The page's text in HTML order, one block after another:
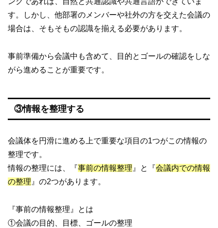
す。しかし、他部署のメンバーや社外の方を交えた会議の
場合は、そもそもの認識を揃える必要があります。
事前準備から会議中も含めて、目的とゴールの確認をしな
がら進めることが重要です。
③情報を整理する
会議体を円滑に進める上で重要な項目の1つがこの情報の
整理です。
情報の整理には、『事前の情報整理 』と『会議内での情報
の整理 』の2つがあります。
『事前の情報整理』とは
①会議の目的、目標、ゴールの整理